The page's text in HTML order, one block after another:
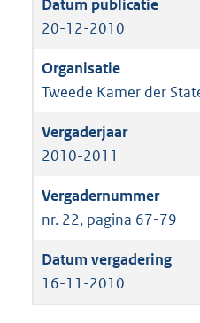
20-12-2010
Tweede Kamer der
2010-2011
nr. 22, pagina 67-79
16-11-2010